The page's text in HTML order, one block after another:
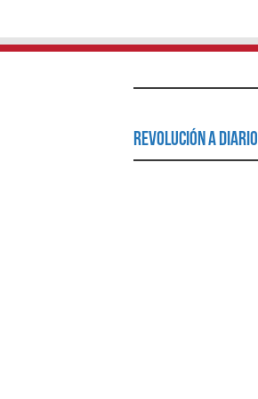
Revolución a Diario